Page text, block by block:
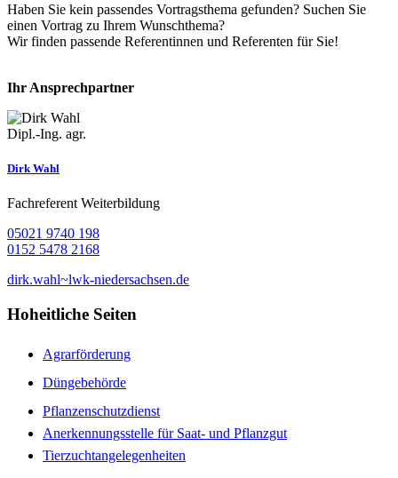
Haben Sie kein passendes Vortragsthema gefunden? Suchen Sie
einen Vortrag zu Ihrem Wunschthema?
Wir finden passende Referentinnen und Referenten für Sie!
Ihr Ansprechpartner
Dipl.-Ing. agr.
Dirk Wahl
Fachreferent Weiterbildung
05021 9740 198
0152 5478 2168
dirk.wahl~lwk-niedersachsen.de
Hoheitliche Seiten
Agrarförderung
Düngebehörde
Pflanzenschutzdienst
Anerkennungsstelle für Saat- und Pflanzgut
Tierzuchtangelegenheiten